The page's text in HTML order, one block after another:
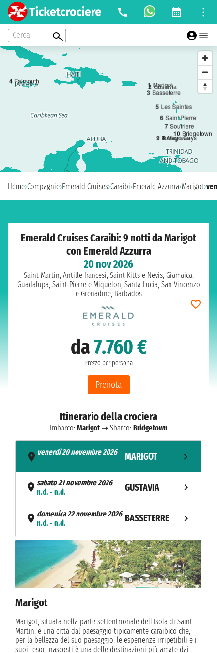
Cerca
1 Marigot
2 Gustavia
3 Basseterre
4 Falmouth
5 Les Saintes
6 Saint Pierre
7 Soufriere
8 Mayreau
9 Tobago Cays
10 Bridgetown
Home›Compagnie›Emerald Cruises›Caraibi›Emerald Azzurra›Marigot›
Emerald Cruises Caraibi: 9 notti da Marigot
con Emerald Azzurra
20 nov 2026
Saint Martin, Antille francesi, Saint Kitts e Nevis, Giamaica,
Guadalupa, Saint Pierre e Miquelon, Santa Lucia, San Vincenzo
e Grenadine, Barbados
da7.760 €
Prezzo per persona
Prenota
Itinerario della crociera
Imbarco: Marigot➞ Sbarco: Bridgetown
venerdì 20 novembre 2026
MARIGOT
sabato 21 novembre 2026
n.d. - n.d.
GUSTAVIA
domenica 22 novembre 2026
n.d. - n.d.
BASSETERRE
lunedì 23 novembre 2026
n.d. - n.d.
FALMOUTH
martedì 24 novembre 2026
n.d. - n.d.
LES SAINTES
mercoledì 25 novembre 2026
giovedì 26 novembre 2026
n.d. - n.d.
SOUFRIERE
Marigot
Marigot, situata nella parte settentrionale dell'Isola di Saint
Martin, è una città dal paesaggio tipicamente caraibico che,
per la bellezza del suo paesaggio, le esperienze irripetibili e i
suoi tesori nascosti è una delle destinazioni più amate dai